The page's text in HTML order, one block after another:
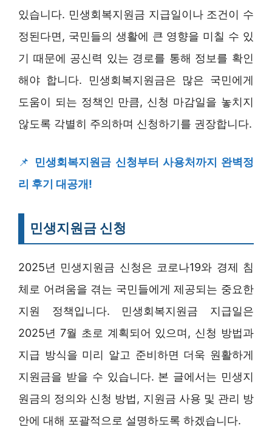
있습니다. 민생회복지원금 지급일이나 조건이 수
정된다면, 국민들의 생활에 큰 영향을 미칠 수 있
기 때문에 공신력 있는 경로를 통해 정보를 확인
해야 합니다. 민생회복지원금은 많은 국민에게
도움이 되는 정책인 만큼, 신청 마감일을 놓치지
않도록 각별히 주의하며 신청하기를 권장합니다.
📌 민생회복지원금 신청부터 사용처까지 완벽정
리 후기 대공개!
민생지원금 신청
2025년 민생지원금 신청은 코로나19와 경제 침
체로 어려움을 겪는 국민들에게 제공되는 중요한
지원 정책입니다. 민생회복지원금 지급일은
2025년 7월 초로 계획되어 있으며, 신청 방법과
지급 방식을 미리 알고 준비하면 더욱 원활하게
지원금을 받을 수 있습니다. 본 글에서는 민생지
원금의 정의와 신청 방법, 지원금 사용 및 관리 방
안에 대해 포괄적으로 설명하도록 하겠습니다.